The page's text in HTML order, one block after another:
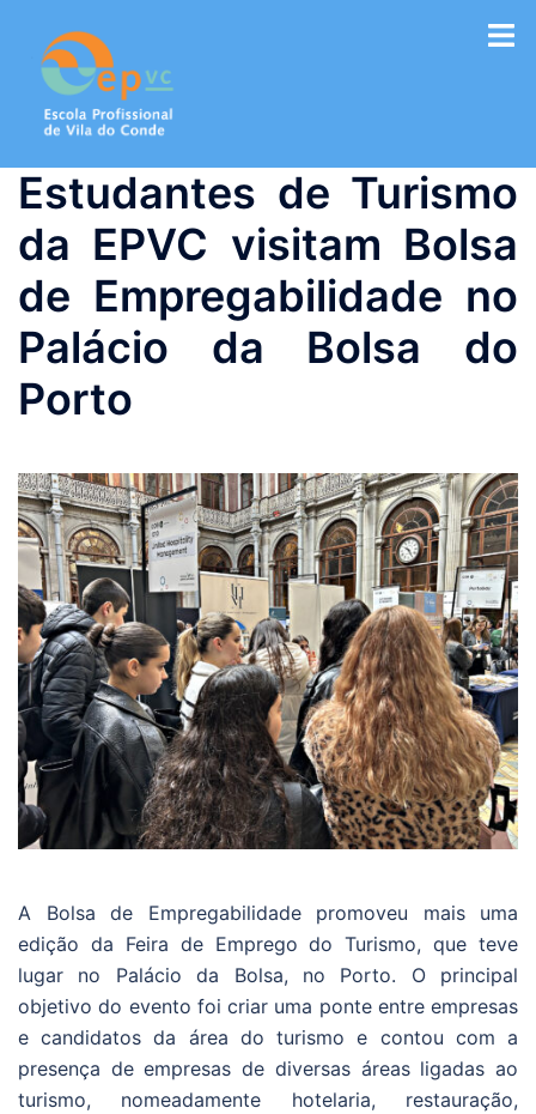
conteúdo
Estudantes de Turismo
da EPVC visitam Bolsa
de Empregabilidade no
Palácio da Bolsa do
Porto
A Bolsa de Empregabilidade promoveu mais uma
edição da Feira de Emprego do Turismo, que teve
lugar no Palácio da Bolsa, no Porto. O principal
objetivo do evento foi criar uma ponte entre empresas
e candidatos da área do turismo e contou com a
presença de empresas de diversas áreas ligadas ao
turismo, nomeadamente hotelaria, restauração,